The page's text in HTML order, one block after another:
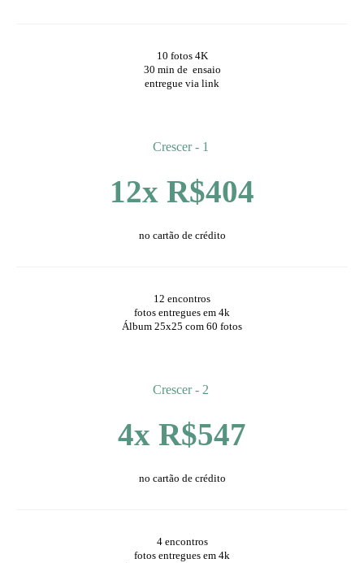
10 fotos 4K
30 min de ensaio
entregue via link
Crescer - 1
12x R$404
no cartão de crédito
12 encontros
fotos entregues em 4k
Álbum 25x25 com 60 fotos
Crescer - 2
4x R$547
no cartão de crédito
4 encontros
fotos entregues em 4k